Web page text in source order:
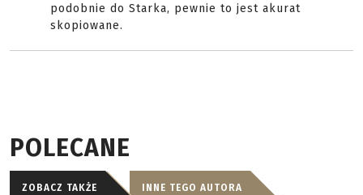
podobnie do Starka, pewnie to jest akurat
skopiowane.
POLECANE
ZOBACZ TAKŻE INNE TEGO AUTORA